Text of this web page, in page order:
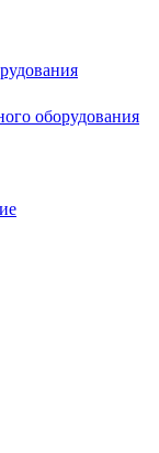
оборудования